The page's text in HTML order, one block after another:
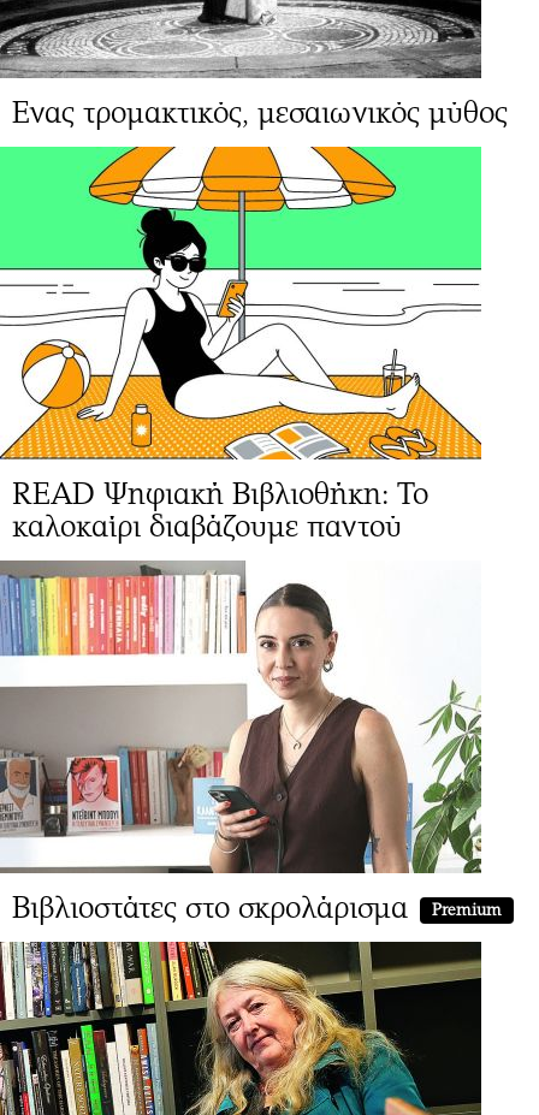
Ενας τρομακτικός, μεσαιωνικός μύθος
READ Ψηφιακή Βιβλιοθήκη: Το
καλοκαίρι διαβάζουμε παντού
Βιβλιοστάτες στο σκρολάρισμα Premium